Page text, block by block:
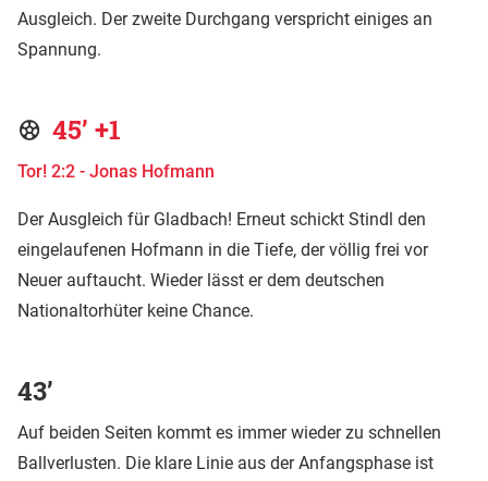
Ausgleich. Der zweite Durchgang verspricht einiges an
Spannung.
45’ +1
Tor! 2:2 - Jonas Hofmann
Der Ausgleich für Gladbach! Erneut schickt Stindl den
eingelaufenen Hofmann in die Tiefe, der völlig frei vor
Neuer auftaucht. Wieder lässt er dem deutschen
Nationaltorhüter keine Chance.
43’
Auf beiden Seiten kommt es immer wieder zu schnellen
Ballverlusten. Die klare Linie aus der Anfangsphase ist